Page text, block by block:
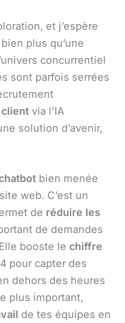
et j’espère
plus qu’une
concurrentiel
sont parfois serrées
client via l’IA
solution d’avenir,
bien menée
web. C’est un
de réduire les
de demandes
booste le chiffre
pour capter des
dehors des heures
plus important,
de tes équipes en